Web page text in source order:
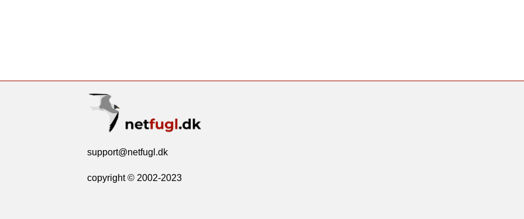
support@netfugl.dk
copyright © 2002-2023